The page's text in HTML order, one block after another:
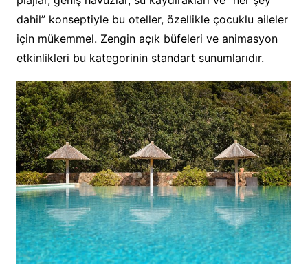
dahil” konseptiyle bu oteller, özellikle çocuklu aileler
için mükemmel. Zengin açık büfeleri ve animasyon
etkinlikleri bu kategorinin standart sunumlarıdır.